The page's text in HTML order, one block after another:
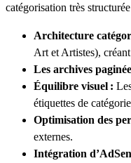
catégorisation très
Architecture
Art et Artistes),
Les archives
Équilibre visuel :
étiquettes de
Optimisation des
externes.
Intégration